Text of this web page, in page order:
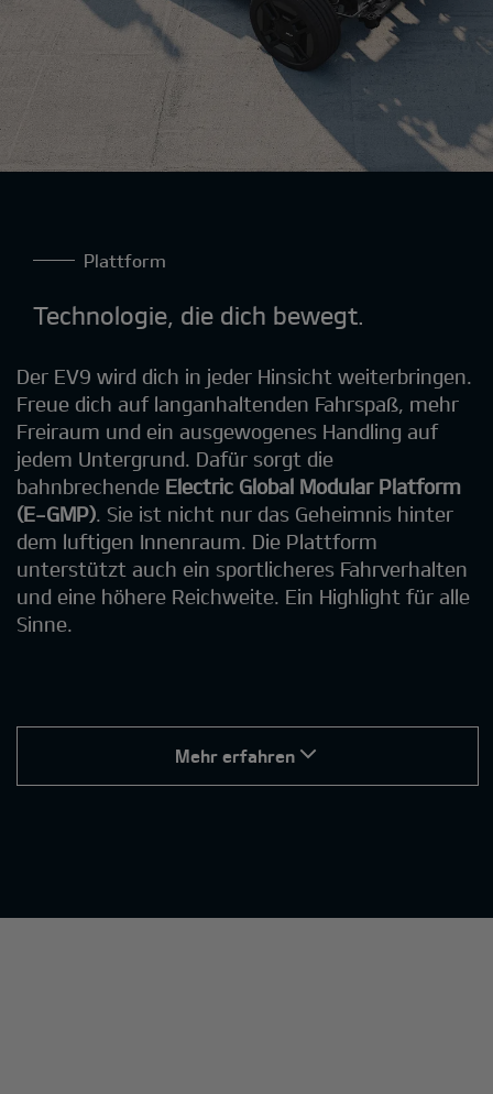
Plattform
Technologie, die dich bewegt.
Der EV9 wird dich in jeder Hinsicht weiterbringen.
Freue dich auf langanhaltenden Fahrspaß, mehr
Freiraum und ein ausgewogenes Handling auf
jedem Untergrund. Dafür sorgt die
bahnbrechende Electric Global Modular Platform
(E-GMP). Sie ist nicht nur das Geheimnis hinter
dem luftigen Innenraum. Die Plattform
unterstützt auch ein sportlicheres Fahrverhalten
und eine höhere Reichweite. Ein Highlight für alle
Sinne.
Mehr erfahren